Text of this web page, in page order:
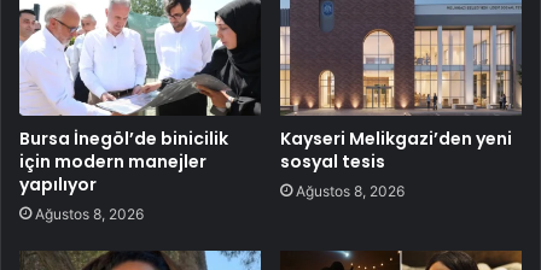
Bursa İnegöl’de binicilik
için modern manejler
yapılıyor
Ağustos 8, 2026
Kayseri Melikgazi’den yeni
sosyal tesis
Ağustos 8, 2026